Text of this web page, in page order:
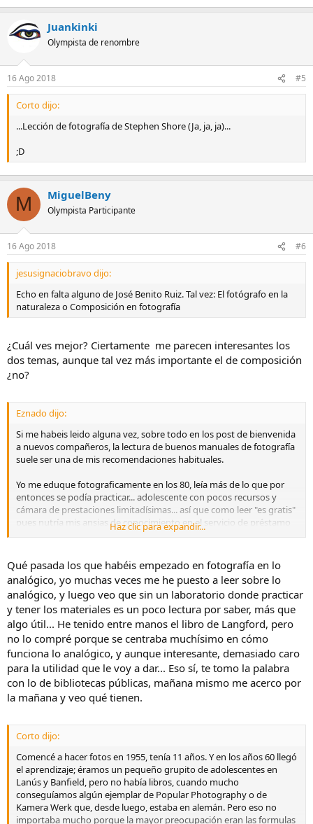
Juankinki
Olympista de renombre
16 Ago 2018 #5
Corto dijo:
...Lección de fotografía de Stephen Shore (Ja, ja, ja)...
;D
M MiguelBeny
Olympista Participante
16 Ago 2018 #6
jesusignaciobravo dijo:
Echo en falta alguno de José Benito Ruiz. Tal vez: El fotógrafo en la
naturaleza o Composición en fotografía
¿Cuál ves mejor? Ciertamente me parecen interesantes los
dos temas, aunque tal vez más importante el de composición
¿no?
Eznado dijo:
Si me habeis leido alguna vez, sobre todo en los post de bienvenida
a nuevos compañeros, la lectura de buenos manuales de fotografía
suele ser una de mis recomendaciones habituales.
Yo me eduque fotograficamente en los 80, leía más de lo que por
entonces se podía practicar... adolescente con pocos recursos y
cámara de prestaciones limitadísimas... así que como leer "es gratis"
pues nutría mis ansias de conocimiento en el servicio de préstamo
de laBiblioteca Pública, su sala de lectura de revistas y como no
coleccionando y de las revistas de
Arte Fotográfico
que podía ir
añadiendo.
Desde luego no he dejado de leer y de ahí que el acento de mi
recomendación lo ponga en afirmar que los tratados de fotografía
de los ´80 y ´90 son bastante mejores que los posteriores, ya en la
"era digital".
Esto es simple y llanamente por que aquellos estaban escritos por
grandes fotógrafos y lo más importante centrados en la Fotografía
y no tanto en sus procesos que entonces eran químicos y se
separaba muy bien lo uno de lo otro, mientras que ahora, con el
con su "tratamiento digital" y dicho esto con todo el respeto...
ahora "proliferan" "autores" que no hacen mucho más que
Si ya se tiene un nivel, obviamente es un poco duro empezar por el
principio pero si se está empezando PARA MI NO HAY DUDA hay
que leer tratados de los ´80 (principalmente) y ´90 pero incluso
también, anteriores.
Haz clic para expandir...
Qué pasada los que habéis empezado en fotografía en lo
analógico, yo muchas veces me he puesto a leer sobre lo
analógico, y luego veo que sin un laboratorio donde practicar
y tener los materiales es un poco lectura por saber, más que
algo útil... He tenido entre manos el libro de Langford, pero
no lo compré porque se centraba muchísimo en cómo
funciona lo analógico, y aunque interesante, demasiado caro
para la utilidad que le voy a dar... Eso sí, te tomo la palabra
con lo de bibliotecas públicas, mañana mismo me acerco por
la mañana y veo qué tienen.
Corto dijo:
Comencé a hacer fotos en 1955, tenía 11 años. Y en los años 60 llegó
el aprendizaje; éramos un pequeño grupito de adolescentes en
Lanús y Banfield, pero no había libros, cuando mucho
conseguíamos algún ejemplar de Popular Photography o de
Kamera Werk que, desde luego, estaba en alemán. Pero eso no
importaba mucho porque la mayor preocupación eran las formulas